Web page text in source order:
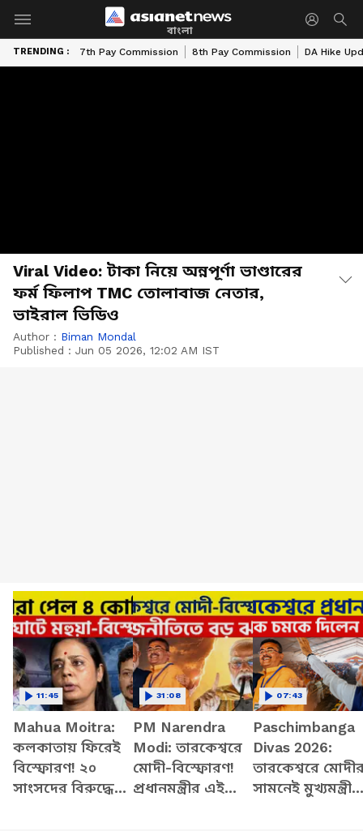
বাংলা
TRENDING : 7th Pay Commission 8th Pay Commission DA Hike
Viral Video: টাকা নিয়ে অন্নপূর্ণা ভাণ্ডারের
ফর্ম ফিলাপ TMC তোলাবাজ নেতার,
ভাইরাল ভিডিও
Author : Biman Mondal
Published : Jun 05 2026, 12:02 AM IST
Mahua Moitra:
কলকাতায় ফিরেই
বিস্ফোরণ! ২০
সাংসদের বিরুদ্ধে
11:45
PM Narendra
Modi: তারকেশ্বরে
মোদী-বিস্ফোরণ!
প্রধানমন্ত্রীর এই
31:08
Paschimbanga
Divas 2026:
তারকেশ্বরে
সামনেই মুখ্যমন্ত্রী
07:43